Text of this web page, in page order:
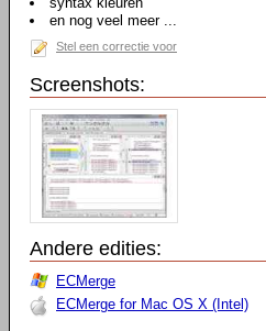
en nog veel meer ...
Stel een correctie voor
Screenshots:
Andere edities:
ECMerge
ECMerge for Mac OS X (Intel)